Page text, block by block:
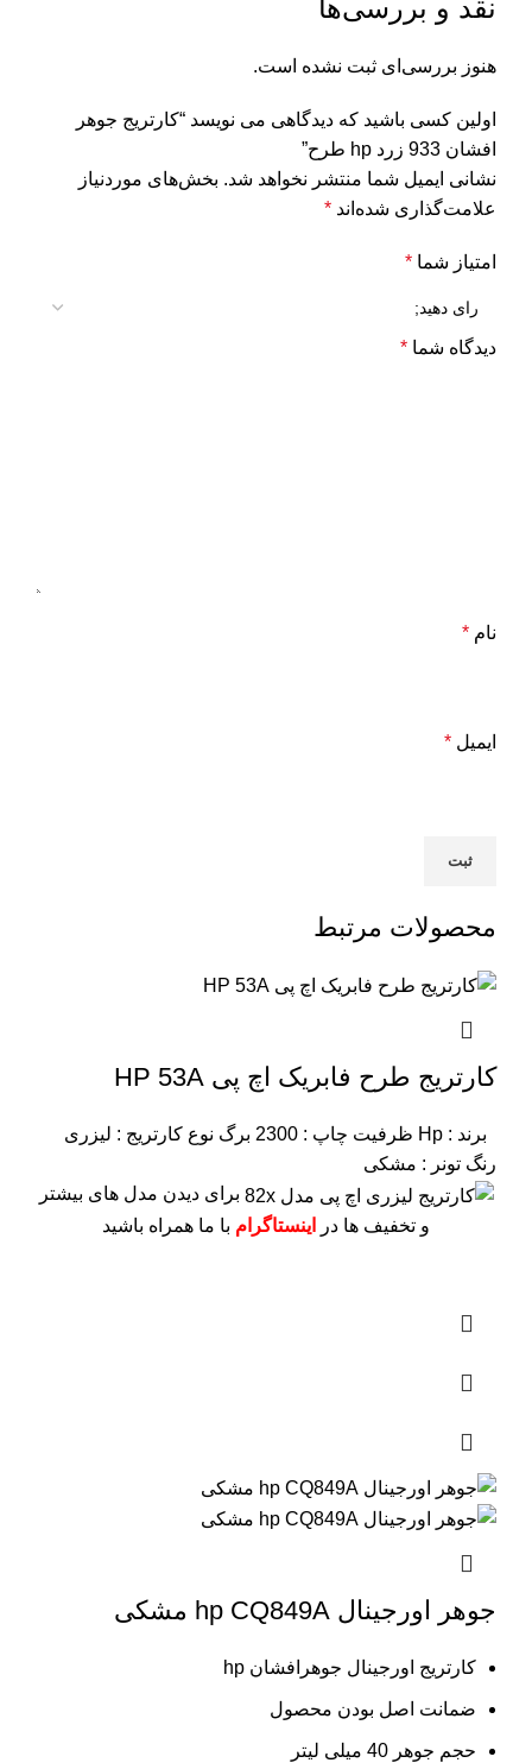
نقد و بررسی‌ها
هنوز بررسی‌ای ثبت نشده است.
اولین کسی باشید که دیدگاهی می نویسد “کارتریج جوهر
افشان 933 زرد hp طرح”
نشانی ایمیل شما منتشر نخواهد شد. بخش‌های موردنیاز
علامت‌گذاری شده‌اند *
امتیاز شما *
دیدگاه شما *
نام *
ایمیل *
محصولات مرتبط
کارتریج طرح فابریک اچ پی HP 53A
برند : Hp ظرفیت چاپ : 2300 برگ
نوع کارتریج : لیزری
رنگ تونر : مشکی
برای دیدن مدل های بیشتر
و تخفیف ها در
اینستاگرام با ما همراه باشید
جوهر اورجینال hp CQ849A مشکی
کارتریج اورجینال جوهرافشان hp
ضمانت اصل بودن محصول
حجم جوهر 40 میلی لیتر